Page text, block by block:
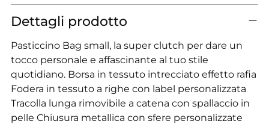
Dettagli prodotto
Pasticcino Bag small, la super clutch per dare un
tocco personale e affascinante al tuo stile
quotidiano. Borsa in tessuto intrecciato effetto rafia
Fodera in tessuto a righe con label personalizzata
Tracolla lunga rimovibile a catena con spallaccio in
pelle Chiusura metallica con sfere personalizzate